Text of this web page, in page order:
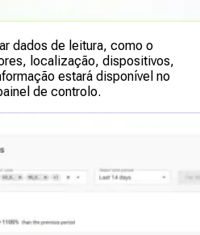
dados de leitura, como o
localização, dispositivos,
estará disponível no
de controlo.